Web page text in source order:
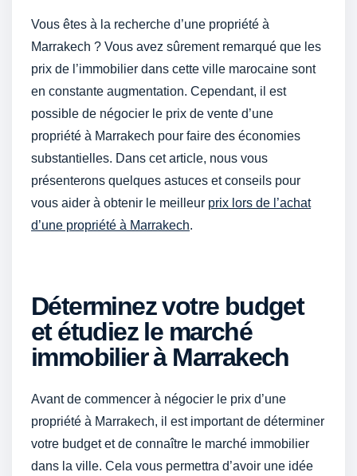
Vous êtes à la recherche d’une propriété à
Marrakech ? Vous avez sûrement remarqué que les
prix de l’immobilier dans cette ville marocaine sont
en constante augmentation. Cependant, il est
possible de négocier le prix de vente d’une
propriété à Marrakech pour faire des économies
substantielles. Dans cet article, nous vous
présenterons quelques astuces et conseils pour
vous aider à obtenir le meilleur prix lors de l’achat
d’une propriété à Marrakech.
Déterminez votre budget
et étudiez le marché
immobilier à Marrakech
Avant de commencer à négocier le prix d’une
propriété à Marrakech, il est important de déterminer
votre budget et de connaître le marché immobilier
dans la ville. Cela vous permettra d’avoir une idée